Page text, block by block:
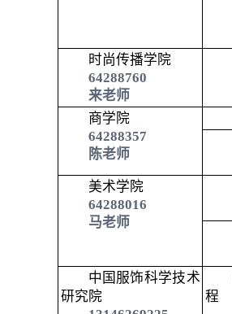
时尚传播学院
64288760
来老师
商学院
64288357
陈老师
美术学院
64288016
马老师
中国服饰科学技术
研究院
程